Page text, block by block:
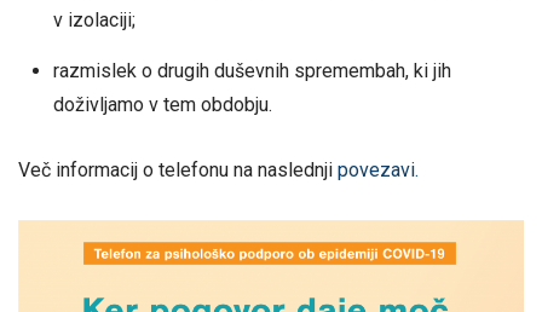
v izolaciji;
razmislek o drugih duševnih spremembah, ki jih
doživljamo v tem obdobju.
Več informacij o telefonu na naslednji povezavi.